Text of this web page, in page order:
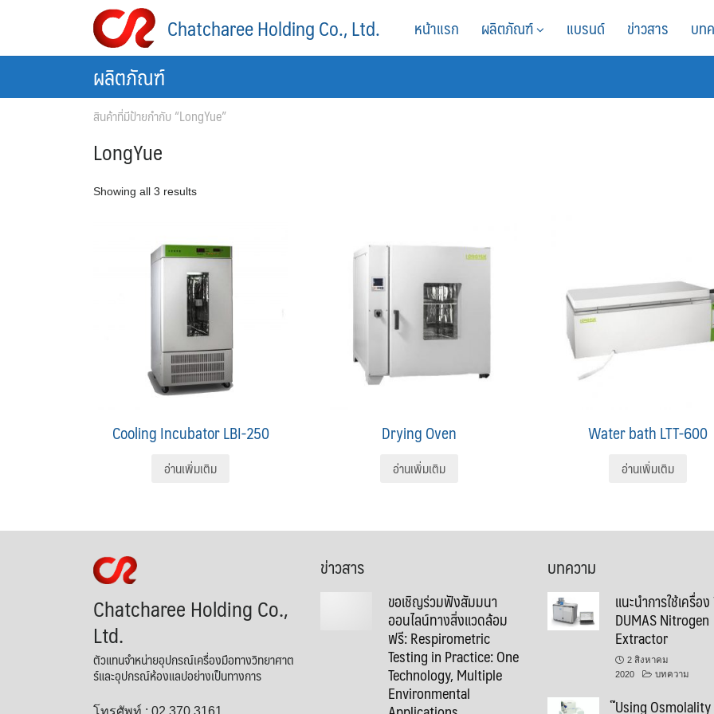
Chatcharee Holding Co., Ltd. หน้าแรก ผลิตภัณฑ์ แบรนด์ ข่าวสาร บท
ผลิตภัณฑ์
สินค้าที่มีป้ายกำกับ “LongYue”
LongYue
Showing all 3 results
Cooling Incubator LBI-250
อ่านเพิ่มเติม
Drying Oven
อ่านเพิ่มเติม
Water bath LTT-600
อ่านเพิ่มเติม
Chatcharee Holding Co.,
Ltd.
ตัวแทนจำหน่ายอุปกรณ์เครื่องมือทางวิทยาศาต
ร์และอุปกรณ์ห้องแลปอย่างเป็นทางการ
ข่าวสาร
ขอเชิญร่วมฟังสัมมนา
ออนไลน์ทางสิ่งแวดล้อม
ฟรี: Respirometric
Testing in Practice: One
Technology, Multiple
Environmental
บทความ
แนะนำการใช้เครื่อ
DUMAS Nitrogen
Extractor
2 สิงหาคม
2020
บทความ
Using